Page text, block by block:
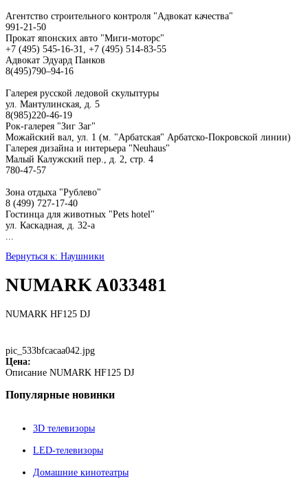
Агентство строительного контроля "Адвокат качества"
991-21-50
Прокат японских авто "Миги-моторс"
+7 (495) 545-16-31, +7 (495) 514-83-55
Адвокат Эдуард Панков
8(495)790–94-16
Галерея русской ледовой скульптуры
ул. Мантулинская, д. 5
8(985)220-46-19
Рок-галерея "Зиг Заг"
Можайский вал, ул. 1 (м. "Арбатская" Арбатско-Покровской линии)
Галерея дизайна и интерьера "Neuhaus"
Малый Калужский пер., д. 2, стр. 4
780-47-57
Зона отдыха "Рублево"
8 (499) 727-17-40
Гостинца для животных "Рets hotel"
ул. Каскадная, д. 32-а
Вернуться к: Наушники
NUMARK A033481
NUMARK HF125 DJ
pic_533bfcacaa042.jpg
Цена:
Описание NUMARK HF125 DJ
Популярные новинки
3D телевизоры
LED-телевизоры
Домашние кинотеатры